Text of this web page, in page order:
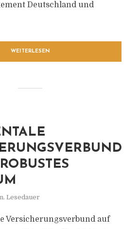
Deutschland und
WEITERLESEN
Lesedauer
Versicherungsverbund auf